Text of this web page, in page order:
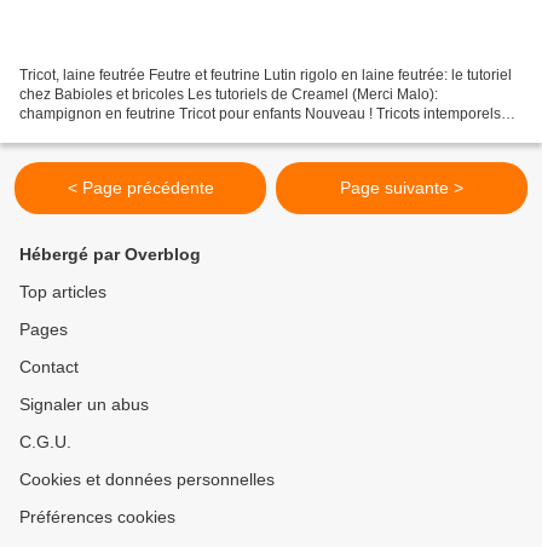
Tricot, laine feutrée Feutre et feutrine Lutin rigolo en laine feutrée: le tutoriel
chez Babioles et bricoles Les tutoriels de Creamel (Merci Malo):
champignon en feutrine Tricot pour enfants Nouveau ! Tricots intemporels
< Page précédente Page suivante >
Hébergé par Overblog
Top articles
Pages
Contact
Signaler un abus
C.G.U.
Cookies et données personnelles
Préférences cookies